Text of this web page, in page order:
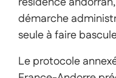
démarche
seule à faire
Le protocole